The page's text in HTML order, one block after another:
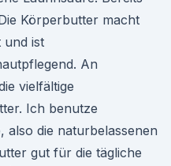
Körperbutter macht
und ist
An
vielfältige
Ich benutze
also die naturbelassenen
gut für die tägliche